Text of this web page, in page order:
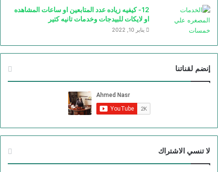
12- كيفيه زياده عدد المتابعين او ساعات المشاهده
او لايكات للبيدجات وخدمات تانيه كتير
يناير 10, 2022
إنضم لقناتنا
لا تنسي الاشتراك